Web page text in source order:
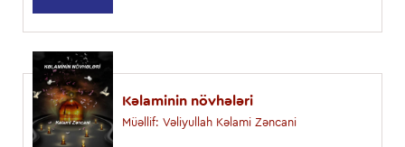
Kəlaminin növhələri
Müəllif: Vəliyullah Kəlami Zəncani